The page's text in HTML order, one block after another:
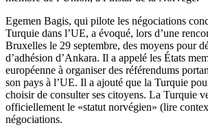
Egemen Bagis, qui pilote les négociations
Turquie dans l’UE, a évoqué, lors d’une
Bruxelles le 29 septembre, des moyens pour
d’adhésion d’Ankara. Il a appelé les États
européenne à organiser des référendums
son pays à l’UE. Il a ajouté que la Turquie
choisir de consulter ses citoyens. La Turquie
officiellement le «statut norvégien» (lire
négociations.